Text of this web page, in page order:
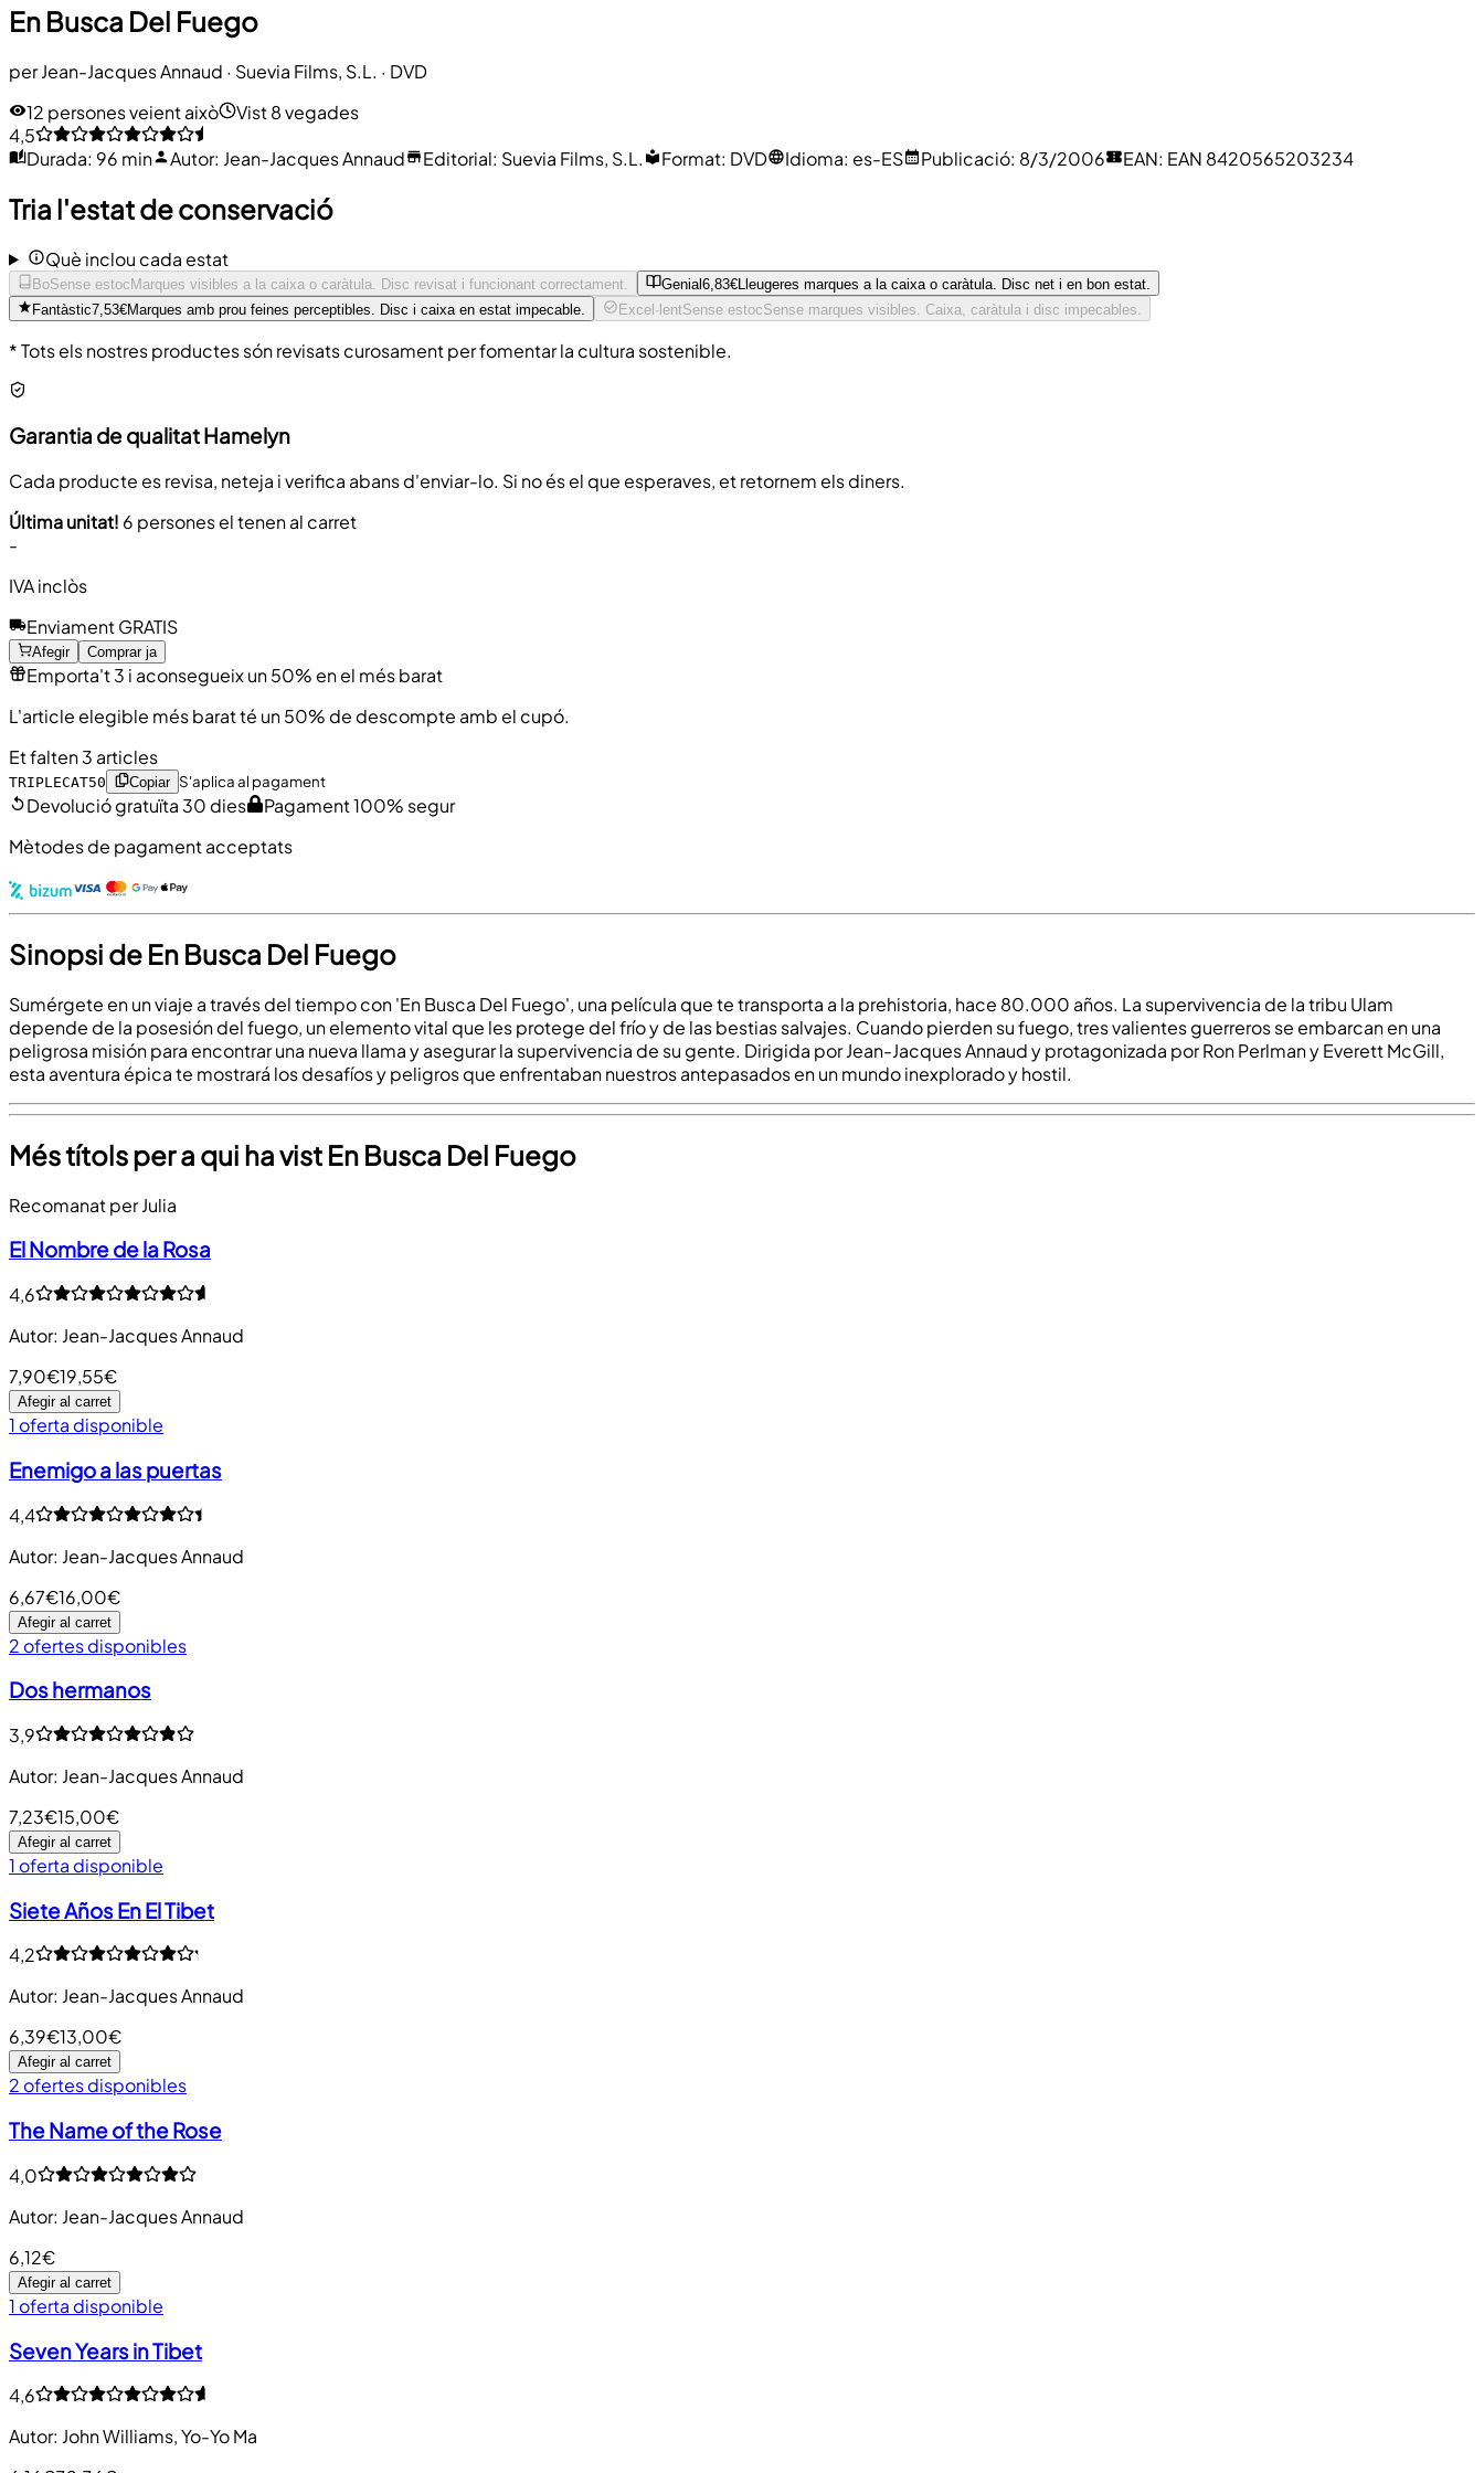
En Busca Del Fuego
perJean-Jacques Annaud · Suevia Films, S.L. · DVD
12 persones veient això
Vist 8 vegades
4,5
Durada: 96 min Autor: Jean-Jacques Annaud Editorial: Suevia Films, S.L. Format: DVD Idioma: es-ES Publicació: 8/3/2006 EAN: EAN 8420565203234
Tria l'estat de conservació
Què inclou cada estat
BoSense estocMarques visibles a la caixa o caràtula. Disc revisat i funcionant correctament. Genial6,83€Lleugeres marques a la caixa o caràtula. Disc net i en bon estat.
Fantàstic7,53€Marques amb prou feines perceptibles. Disc i caixa en estat impecable. Excel·lentSense estocSense marques visibles. Caixa, caràtula i disc impecables.
* Tots els nostres productes són revisats curosament per fomentar la cultura sostenible.
Garantia de qualitat Hamelyn
Cada producte es revisa, neteja i verifica abans d'enviar-lo. Si no és el que esperaves, et retornem els diners.
Última unitat! 6 persones el tenen al carret
-
IVA inclòs
Enviament GRATIS
Afegir Comprar ja
Emporta't 3 i aconsegueix un 50% en el més barat
L'article elegible més barat té un 50% de descompte amb el cupó.
Et falten 3 articles
TRIPLECAT50 Copiar S'aplica al pagament
Devolució gratuïta 30 dies
Pagament 100% segur
Mètodes de pagament acceptats
Sinopsi de En Busca Del Fuego
Sumérgete en un viaje a través del tiempo con 'En Busca Del Fuego', una película que te transporta a la prehistoria, hace 80.000 años. La supervivencia de la tribu Ulam
depende de la posesión del fuego, un elemento vital que les protege del frío y de las bestias salvajes. Cuando pierden su fuego, tres valientes guerreros se embarcan en una
peligrosa misión para encontrar una nueva llama y asegurar la supervivencia de su gente. Dirigida por Jean-Jacques Annaud y protagonizada por Ron Perlman y Everett McGill,
esta aventura épica te mostrará los desafíos y peligros que enfrentaban nuestros antepasados en un mundo inexplorado y hostil.
Més títols per a qui ha vist En Busca Del Fuego
Recomanat per Julia
El Nombre de la Rosa
4,6
Autor: Jean-Jacques Annaud
7,90€19,55€
Afegir al carret
1 oferta disponible
Enemigo a las puertas
4,4
Autor: Jean-Jacques Annaud
6,67€16,00€
Afegir al carret
2 ofertes disponibles
Dos hermanos
3,9
Autor: Jean-Jacques Annaud
7,23€15,00€
Afegir al carret
1 oferta disponible
Siete Años En El Tibet
4,2
Autor: Jean-Jacques Annaud
6,39€13,00€
Afegir al carret
2 ofertes disponibles
The Name of the Rose
4,0
Autor: Jean-Jacques Annaud
6,12€
Afegir al carret
1 oferta disponible
Seven Years in Tibet
4,6
Autor: John Williams, Yo-Yo Ma